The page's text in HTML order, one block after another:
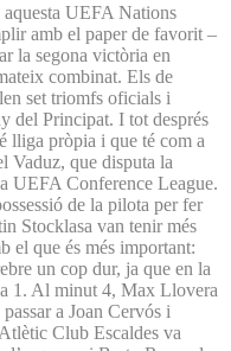
UEFA Nations
amb el paper de favorit –
la segona victòria en
combinat. Els de
set triomfs oficials i
del Principat. I tot després
lliga pròpia i que té com a
Vaduz, que disputa la
UEFA Conference League.
de la pilota per fer
Stocklasa van tenir més
el que és més important:
un cop dur, ja que en la
1. Al minut 4, Max Llovera
a Joan Cervós i
Club Escaldes va